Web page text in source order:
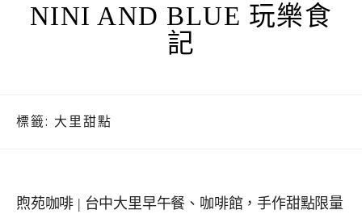
NINI AND BLUE 玩樂食
記
標籤: 大里甜點
煦苑咖啡 | 台中大里早午餐、咖啡館，手作甜點限量